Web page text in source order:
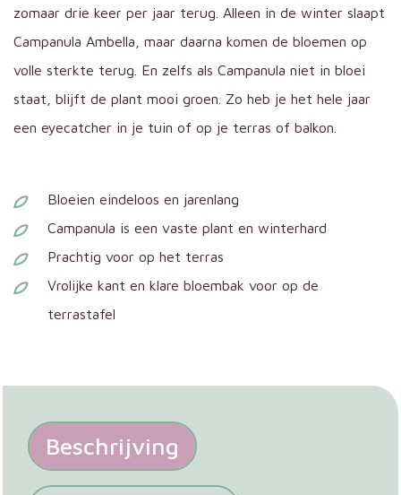
zomaar drie keer per jaar terug. Alleen in de winter slaapt
Campanula Ambella, maar daarna komen de bloemen op
volle sterkte terug. En zelfs als Campanula niet in bloei
staat, blijft de plant mooi groen. Zo heb je het hele jaar
een eyecatcher in je tuin of op je terras of balkon.
Bloeien eindeloos en jarenlang
Campanula is een vaste plant en winterhard
Prachtig voor op het terras
Vrolijke kant en klare bloembak voor op de
terrastafel
Beschrijving